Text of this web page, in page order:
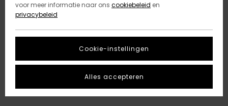
voor meer informatie naar ons cookiebeleid en
privacybeleid
Cookie-instellingen
Alles accepteren